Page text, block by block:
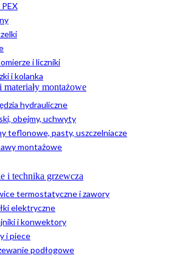
i liczniki
i kolanka
materiały montażowe
hydrauliczne
obejmy, uchwyty
teflonowe, pasty, uszczelniacze
montażowe
i technika grzewcza
termostatyczne i zawory
elektryczne
i konwektory
i piece
podłogowe